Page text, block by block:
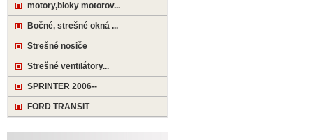
motory,bloky motorov...
Bočné, strešné okná ...
Strešné nosiče
Strešné ventilátory...
SPRINTER 2006--
FORD TRANSIT